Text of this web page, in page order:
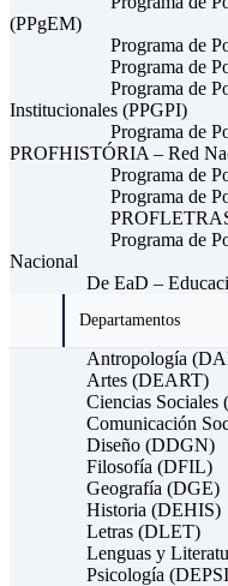
(PPgEM)
Programa de
Programa de
Programa de
Institucionales (PPGPI)
Programa de
PROFHISTÓRIA – Red
Programa de
Programa de
Programa de
Nacional
De EaD –
Departamentos
Antropología
Artes (DEART)
Ciencias Sociales
Comunicación
Diseño (DDGN)
Filosofía (DFIL)
Geografía (DGE)
Historia (DEHIS)
Letras (DLET)
Lenguas y
Psicología